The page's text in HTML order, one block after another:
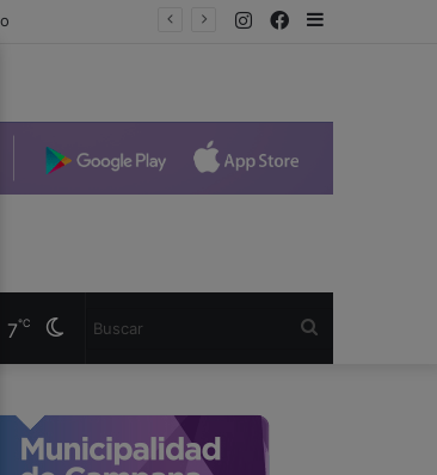
Facebook
Instagram
Cambiar
7℃